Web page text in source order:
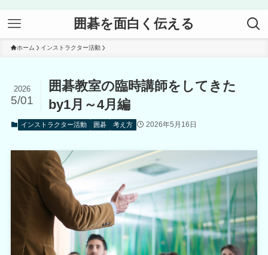
囲碁を面白く伝える
ホーム インストラクター活動
囲碁教室の臨時講師をしてきた
by1月～4月編
2026
5/01
インストラクター活動 囲碁 考え方 2026年5月16日